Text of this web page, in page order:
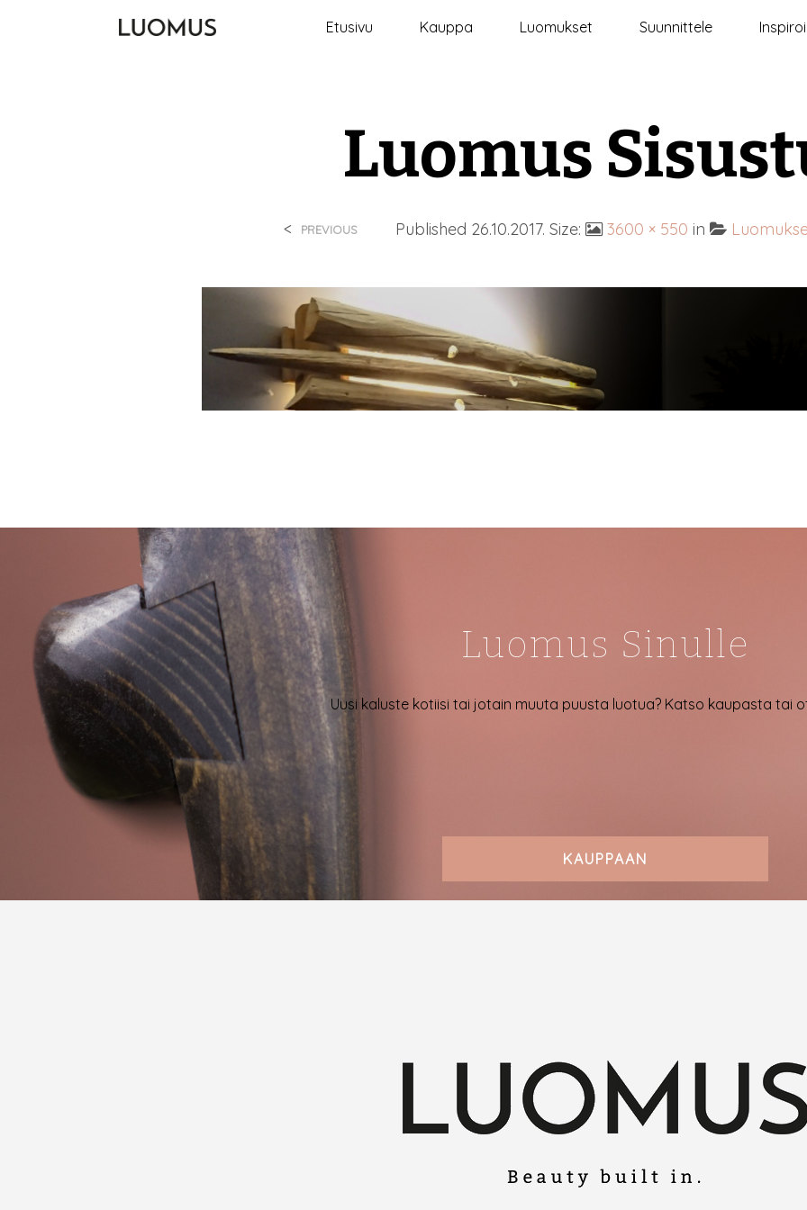
Etusivu Kauppa Luomukset Suunnittele
Luomus
Published 26.10.2017. Size: 3600 × 550 in
< PREVIOUS
Luomus Sinulle
Uusi kaluste kotiisi tai jotain muuta puusta luotua? Katso kaupasta tai
KAUPPAAN